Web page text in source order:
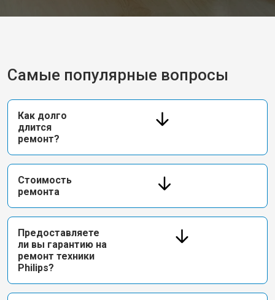
Самые популярные вопросы
Как долго
длится
ремонт?
Стоимость
ремонта
Предоставляете
ли вы гарантию на
ремонт техники
Philips?